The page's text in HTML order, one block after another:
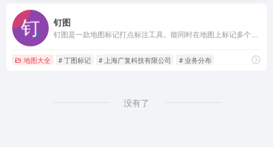
钉图
地图大全 # 丁图标记 # 上海广复科技有限公司 # 业务分布
没有了